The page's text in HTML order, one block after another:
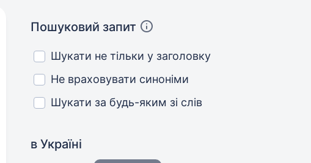
Пошуковий запит
Шукати не тільки у заголовку
Не враховувати синоніми
Шукати за будь-яким зі слів
в Україні